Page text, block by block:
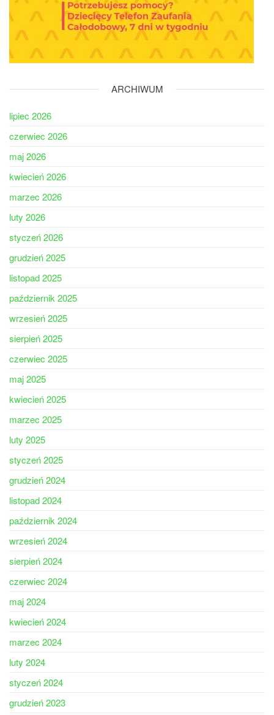
ARCHIWUM
lipiec 2026
czerwiec 2026
maj 2026
kwiecień 2026
marzec 2026
luty 2026
styczeń 2026
grudzień 2025
listopad 2025
październik 2025
wrzesień 2025
sierpień 2025
czerwiec 2025
maj 2025
kwiecień 2025
marzec 2025
luty 2025
styczeń 2025
grudzień 2024
listopad 2024
październik 2024
wrzesień 2024
sierpień 2024
czerwiec 2024
maj 2024
kwiecień 2024
marzec 2024
luty 2024
styczeń 2024
grudzień 2023